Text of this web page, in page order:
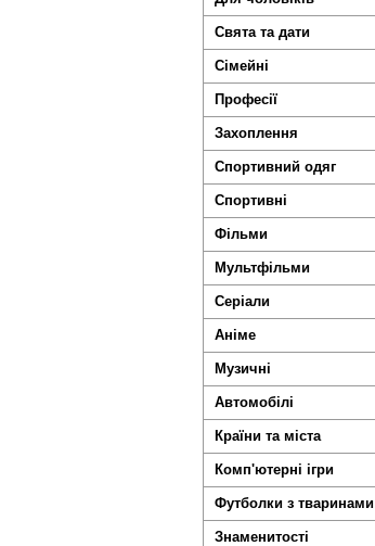
Свята та дати
Сімейні
Професії
Захоплення
Спортивний одяг
Спортивні
Фільми
Мультфільми
Серіали
Аніме
Музичні
Автомобілі
Країни та міста
Комп'ютерні ігри
Футболки з тваринами
Знаменитості